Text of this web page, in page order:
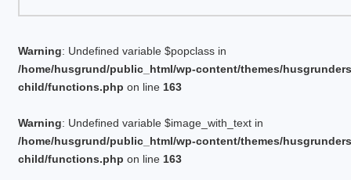
Warning: Undefined variable $popclass in
/home/husgrund/public_html/wp-content/themes/
child/functions.php on line 163
Warning: Undefined variable $image_with_text in
/home/husgrund/public_html/wp-content/themes/
child/functions.php on line 163